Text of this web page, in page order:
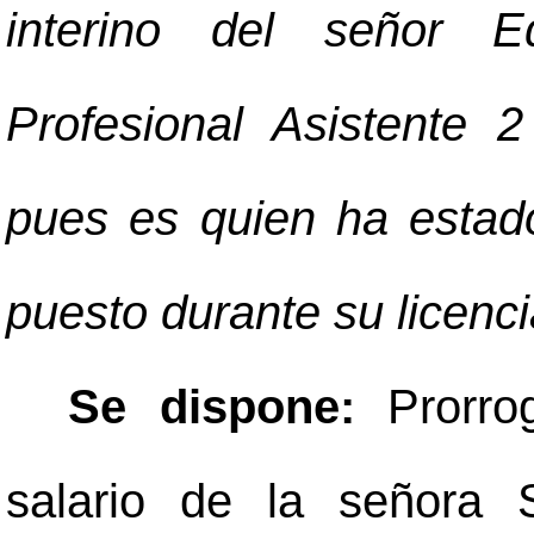
interino del señor
Profesional Asistente
pues es quien ha
puesto durante su
Se dispone:
salario de la señora